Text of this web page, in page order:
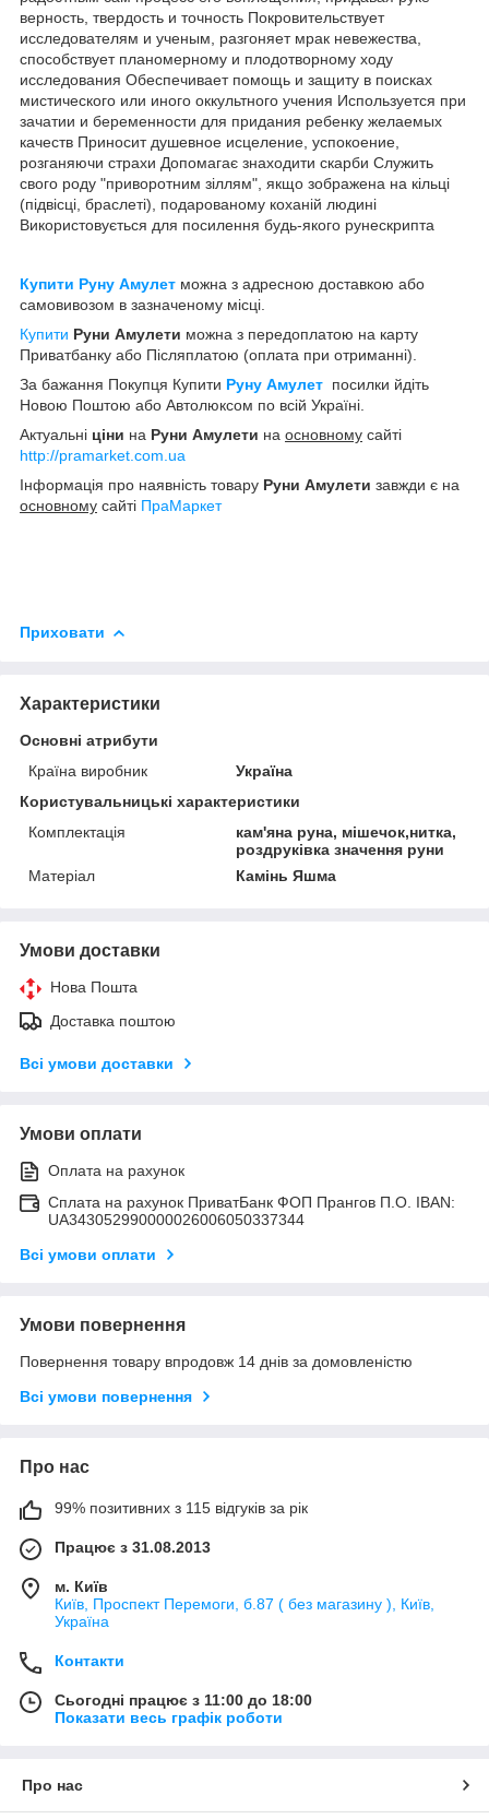
верность, твердость и точность Покровительствует
исследователям и ученым, разгоняет мрак невежества,
способствует планомерному и плодотворному ходу
исследования Обеспечивает помощь и защиту в поисках
мистического или иного оккультного учения Используется при
зачатии и беременности для придания ребенку желаемых
качеств Приносит душевное исцеление, успокоение,
розганяючи страхи Допомагає знаходити скарби Служить
свого роду "приворотним зіллям", якщо зображена на кільці
(підвісці, браслеті), подарованому коханій людині
Використовується для посилення будь-якого рунескрипта
Купити Руну Амулет можна з адресною доставкою або
самовивозом в зазначеному місці.
Купити Руни Амулети можна з передоплатою на карту
Приватбанку або Післяплатою (оплата при отриманні).
За бажання Покупця Купити Руну Амулет посилки йдіть
Новою Поштою або Автолюксом по всій Україні.
Актуальні ціни на Руни Амулети на основному сайті
http://pramarket.com.ua
Інформація про наявність товару Руни Амулети завжди є на
основному сайті ПраМаркет
Приховати
Характеристики
Основні атрибути
Країна виробник
Україна
Користувальницькі характеристики
Комплектація
кам'яна руна, мішечок,нитка,
роздруківка значення руни
Матеріал
Камінь Яшма
Умови доставки
Нова Пошта
Доставка поштою
Всі умови доставки
Умови оплати
Оплата на рахунок
Сплата на рахунок ПриватБанк ФОП Прангов П.О. IBAN:
UA343052990000026006050337344
Всі умови оплати
Умови повернення
Повернення товару впродовж 14 днів за домовленістю
Всі умови повернення
Про нас
99% позитивних з 115 відгуків за рік
Працює з 31.08.2013
м. Київ
Київ, Проспект Перемоги, б.87 ( без магазину ), Київ,
Україна
Контакти
Сьогодні працює з 11:00 до 18:00
Показати весь графік роботи
Про нас